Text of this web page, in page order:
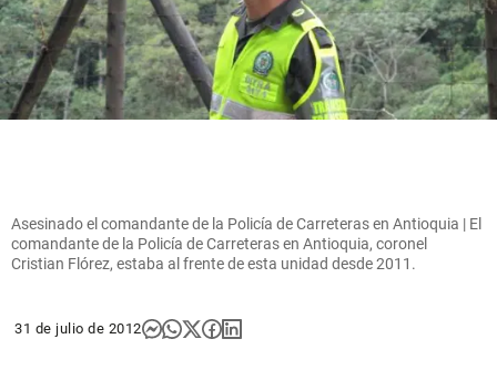
Asesinado el comandante de la Policía de Carreteras en Antioquia | El
comandante de la Policía de Carreteras en Antioquia, coronel
Cristian Flórez, estaba al frente de esta unidad desde 2011.
31 de julio de 2012